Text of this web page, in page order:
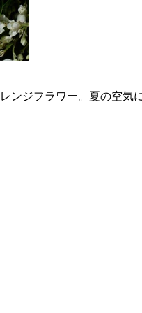
ンジフラワー。夏の空気